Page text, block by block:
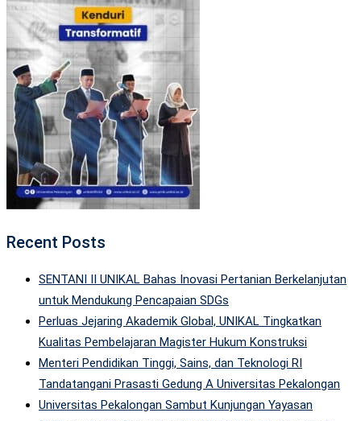
Recent Posts
SENTANI II UNIKAL Bahas Inovasi Pertanian Berkelanjutan
untuk Mendukung Pencapaian SDGs
Perluas Jejaring Akademik Global, UNIKAL Tingkatkan
Kualitas Pembelajaran Magister Hukum Konstruksi
Menteri Pendidikan Tinggi, Sains, dan Teknologi RI
Tandatangani Prasasti Gedung A Universitas Pekalongan
Universitas Pekalongan Sambut Kunjungan Yayasan